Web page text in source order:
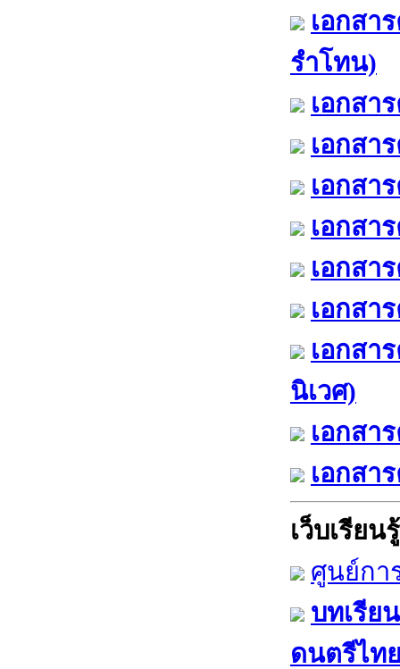
เอกสา
รำโทน)
เอกสา
เอกสา
เอกสา
เอกสา
เอกสา
เอกสา
เอกสา
นิเวศ)
เอกสา
เอกสา
เว็บเรียนรู้
ศูนย์กา
บทเรีย
ดนตรีไท